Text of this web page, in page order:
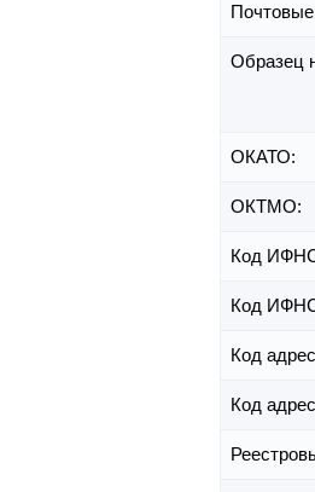
Образец
ОКАТО:
ОКТМО:
Код
Код
Код
Код